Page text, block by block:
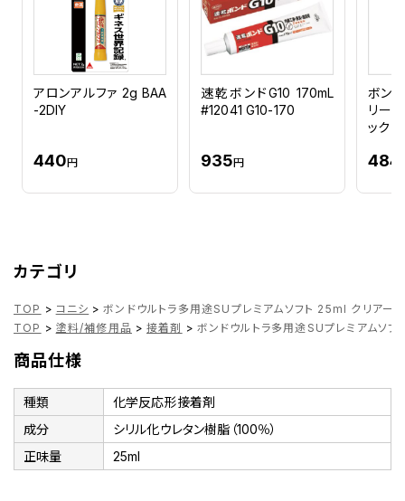
アロンアルファ 2g BAA
-2DIY
440円
速乾ボンドG10 170mL
#12041 G10-170
935円
ボン
リー
ック
484
カテゴリ
TOP > コニシ > ボンドウルトラ多用途SUプレミアムソフト 25ml クリアー
TOP > 塗料/補修用品 > 接着剤 > ボンドウルトラ多用途SUプレミアムソ
商品仕様
種類
化学反応形接着剤
成分
シリル化ウレタン樹脂（100％）
正味量
25ml